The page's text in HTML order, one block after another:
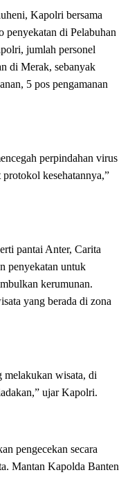
Kapolri bersama
penyekatan di Pelabuhan
jumlah personel
di Merak, sebanyak
5 pos pengamanan
perpindahan virus
kesehatannya,”
pantai Anter, Carita
penyekatan untuk
kerumunan.
yang berada di zona
melakukan wisata, di
ujar Kapolri.
pengecekan secara
Mantan Kapolda Banten